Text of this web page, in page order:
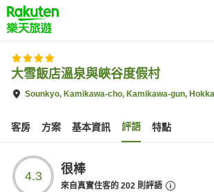
to
top
page
大雪飯店溫泉與峽谷度假村
Sounkyo, Kamikawa-cho, Kamikawa-gun,
客房 方案 基本資訊 評語 特點
4.3 很棒
來自真實住客的 202 則評語